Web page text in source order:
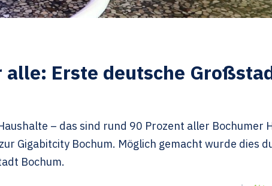
Erste deutsche
– das sind rund 90 Prozent aller Bochumer
Gigabitcity Bochum. Möglich gemacht wurde dies
Bochum.